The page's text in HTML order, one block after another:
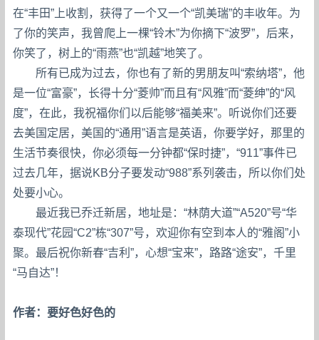
在“丰田”上收割，获得了一个又一个“凯美瑞”的丰收年。为
了你的笑声，我曾爬上一棵“铃木”为你摘下“波罗”，后来，
你笑了，树上的“雨燕”也“凯越”地笑了。
所有已成为过去，你也有了新的男朋友叫“索纳塔”，他
是一位“富豪”，长得十分“菱帅”而且有“风雅”而“菱绅”的“风
度”，在此，我祝福你们以后能够“福美来”。听说你们还要
去美国定居，美国的“通用”语言是英语，你要学好，那里的
生活节奏很快，你必须每一分钟都“保时捷”，“911”事件已
过去几年，据说KB分子要发动“988”系列袭击，所以你们处
处要小心。
最近我已乔迁新居，地址是：“林荫大道”“A520”号“华
泰现代”花园“C2”栋“307”号，欢迎你有空到本人的“雅阁”小
聚。最后祝你新春“吉利”，心想“宝来”，路路“途安”，千里
“马自达”！
作者：要好色好色的